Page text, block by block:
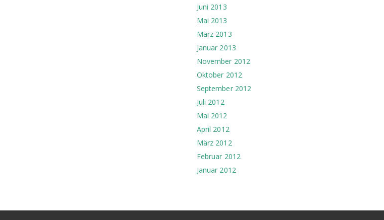
Juni 2013
Mai 2013
März 2013
Januar 2013
November 2012
Oktober 2012
September 2012
Juli 2012
Mai 2012
April 2012
März 2012
Februar 2012
Januar 2012